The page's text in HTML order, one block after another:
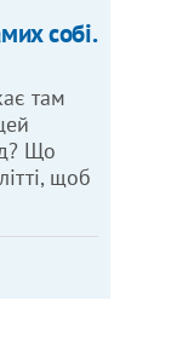
собі.
там
Що
щоб